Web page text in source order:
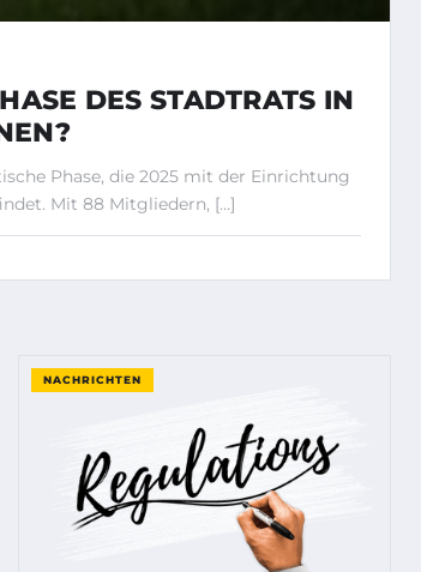
DES STADTRATS IN
Phase, die 2025 mit der Einrichtung
Mit 88 Mitgliedern, […]
NACHRICHTEN